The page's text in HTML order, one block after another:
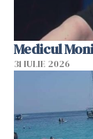
Medicul
31 IULIE 2026